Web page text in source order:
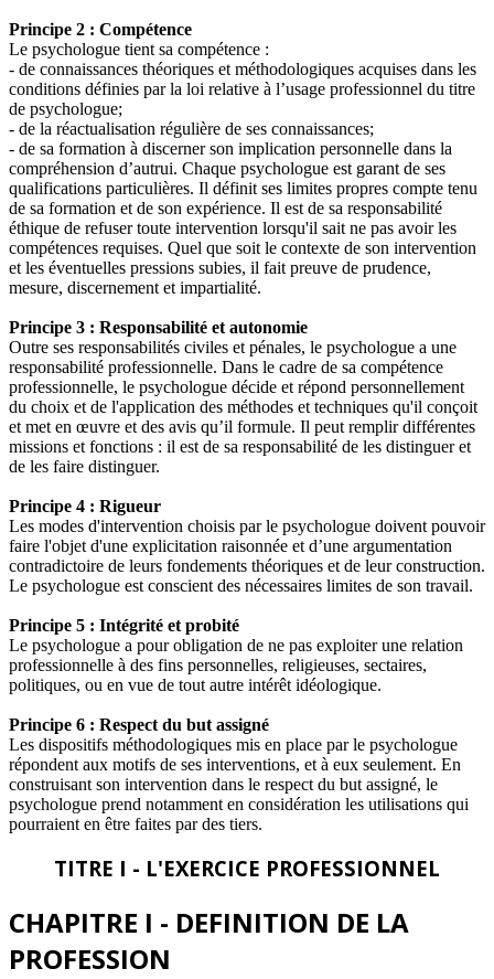
Principe 2 : Compétence
Le psychologue tient sa compétence :
- de connaissances théoriques et méthodologiques acquises dans les
conditions définies par la loi relative à l’usage professionnel du titre
de psychologue;
- de la réactualisation régulière de ses connaissances;
- de sa formation à discerner son implication personnelle dans la
compréhension d’autrui. Chaque psychologue est garant de ses
qualifications particulières. Il définit ses limites propres compte tenu
de sa formation et de son expérience. Il est de sa responsabilité
éthique de refuser toute intervention lorsqu'il sait ne pas avoir les
compétences requises. Quel que soit le contexte de son intervention
et les éventuelles pressions subies, il fait preuve de prudence,
mesure, discernement et impartialité.
Principe 3 : Responsabilité et autonomie
Outre ses responsabilités civiles et pénales, le psychologue a une
responsabilité professionnelle. Dans le cadre de sa compétence
professionnelle, le psychologue décide et répond personnellement
du choix et de l'application des méthodes et techniques qu'il conçoit
et met en œuvre et des avis qu’il formule. Il peut remplir différentes
missions et fonctions : il est de sa responsabilité de les distinguer et
de les faire distinguer.
Principe 4 : Rigueur
Les modes d'intervention choisis par le psychologue doivent pouvoir
faire l'objet d'une explicitation raisonnée et d’une argumentation
contradictoire de leurs fondements théoriques et de leur construction.
Le psychologue est conscient des nécessaires limites de son travail.
Principe 5 : Intégrité et probité
Le psychologue a pour obligation de ne pas exploiter une relation
professionnelle à des fins personnelles, religieuses, sectaires,
politiques, ou en vue de tout autre intérêt idéologique.
Principe 6 : Respect du but assigné
Les dispositifs méthodologiques mis en place par le psychologue
répondent aux motifs de ses interventions, et à eux seulement. En
construisant son intervention dans le respect du but assigné, le
psychologue prend notamment en considération les utilisations qui
pourraient en être faites par des tiers.
TITRE I - L'EXERCICE PROFESSIONNEL
CHAPITRE I - DEFINITION DE LA
PROFESSION